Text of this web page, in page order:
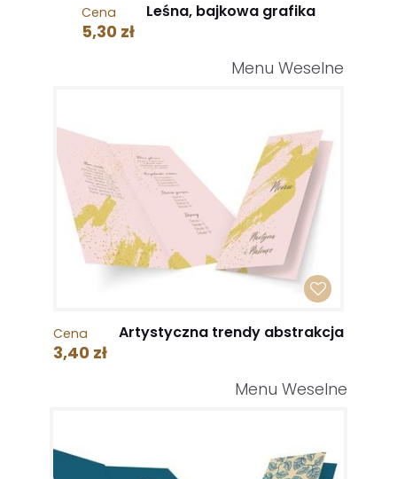
Cena
5,30 zł
Leśna, bajkowa grafika
Menu Weselne
Cena
3,40 zł
Artystyczna trendy abstrakcja
Menu Weselne